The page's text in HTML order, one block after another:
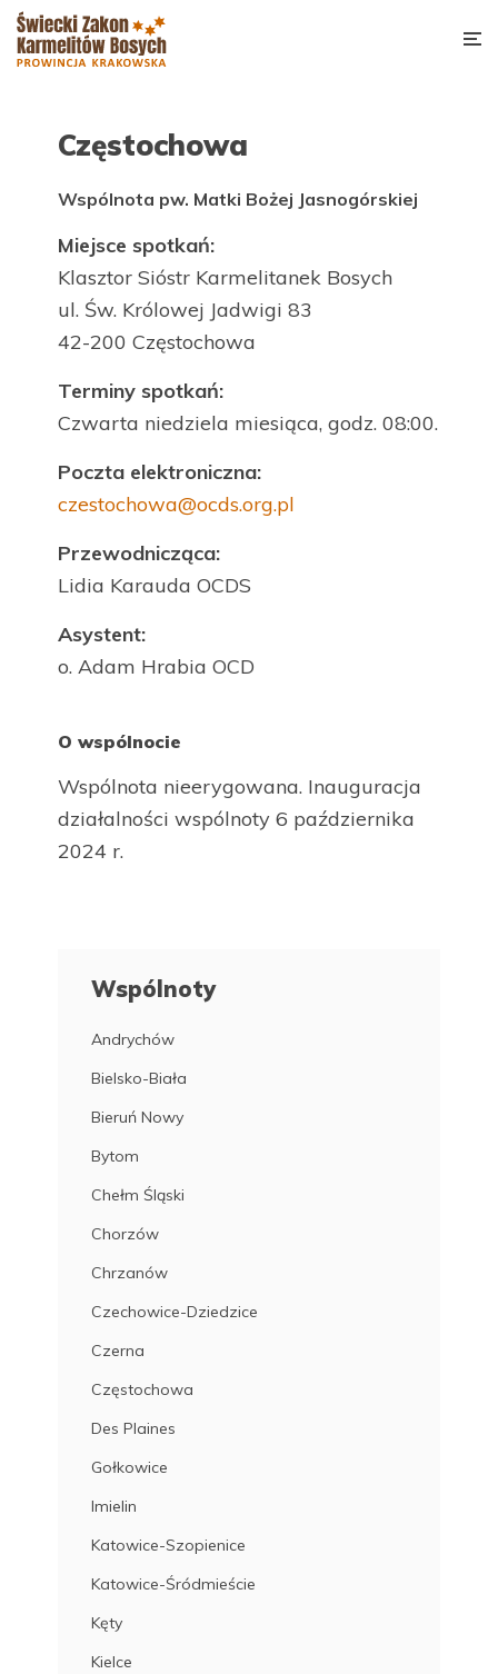
Wspólnoty
Andrychów
Bielsko-Biała
Bieruń Nowy
Bytom
Chełm Śląski
Chorzów
Chrzanów
Czechowice-Dziedzice
Czerna
Częstochowa
Des Plaines
Gołkowice
Imielin
Katowice-Szopienice
Katowice-Śródmieście
Kęty
Kielce
Częstochowa
Wspólnota pw. Matki Bożej Jasnogórskiej
Miejsce spotkań:
Klasztor Sióstr Karmelitanek Bosych
ul. Św. Królowej Jadwigi 83
42-200 Częstochowa
Terminy spotkań:
Czwarta niedziela miesiąca, godz. 08:00.
Poczta elektroniczna:
czestochowa@ocds.org.pl
Przewodnicząca:
Lidia Karauda OCDS
Asystent:
o. Adam Hrabia OCD
O wspólnocie
Wspólnota nieerygowana. Inauguracja
działalności wspólnoty 6 października
2024 r.